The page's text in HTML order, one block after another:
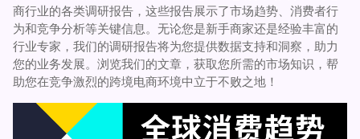
商行业的各类调研报告，这些报告展示了市场趋势、消费者行
为和竞争分析等关键信息。无论您是新手商家还是经验丰富的
行业专家，我们的调研报告将为您提供数据支持和洞察，助力
您的业务发展。浏览我们的文章，获取您所需的市场知识，帮
助您在竞争激烈的跨境电商环境中立于不败之地！